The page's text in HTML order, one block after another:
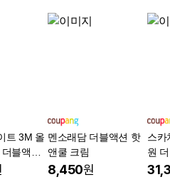
트 3M 올
블액션
플러스
멘소래담 더블액션 핫
앤쿨 크림
8,450원
스카
원
소포